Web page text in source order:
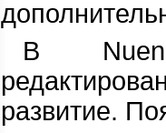
В
развитие.